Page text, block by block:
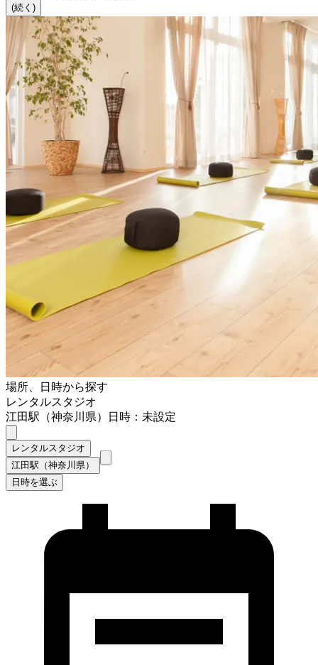
(続く)
場所、日時から探す
レンタルスタジオ
江田駅（神奈川県）
日時：未設定
レンタルスタジオ
江田駅（神奈川県）
日時を選ぶ